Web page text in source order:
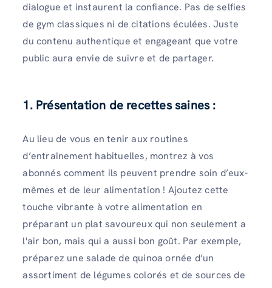
dialogue et instaurent la confiance. Pas de selfies
de gym classiques ni de citations éculées. Juste
du contenu authentique et engageant que votre
public aura envie de suivre et de partager.
1. Présentation de recettes saines :
Au lieu de vous en tenir aux routines
d’entraînement habituelles, montrez à vos
abonnés comment ils peuvent prendre soin d’eux-
mêmes et de leur alimentation ! Ajoutez cette
touche vibrante à votre alimentation en
préparant un plat savoureux qui non seulement a
l'air bon, mais qui a aussi bon goût. Par exemple,
préparez une salade de quinoa ornée d’un
assortiment de légumes colorés et de sources de